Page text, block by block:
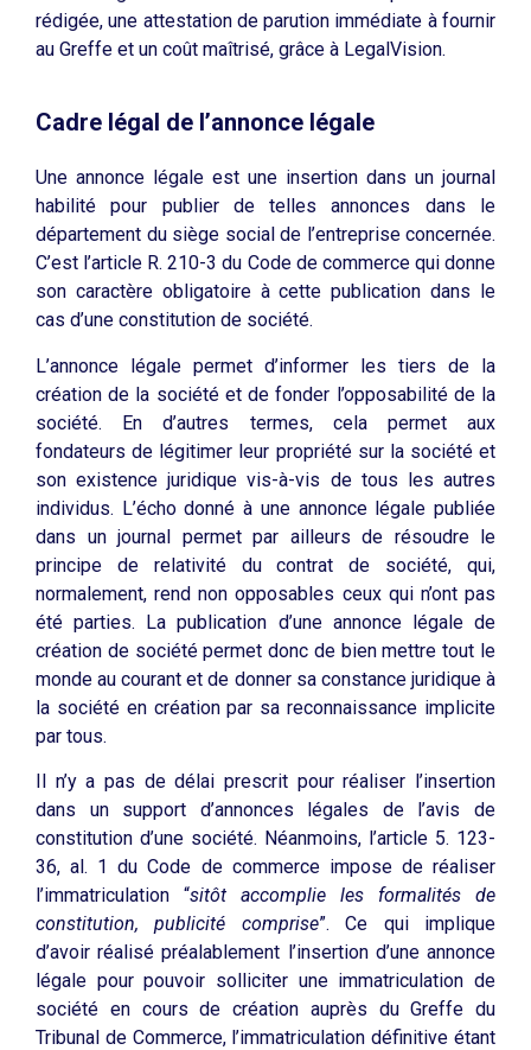
rédigée, une attestation de parution immédiate à fournir
au Greffe et un coût maîtrisé, grâce à LegalVision.
Cadre légal de l’annonce légale
Une annonce légale est une insertion dans un journal
habilité pour publier de telles annonces dans le
département du siège social de l’entreprise concernée.
C’est l’article R. 210-3 du Code de commerce qui donne
son caractère obligatoire à cette publication dans le
cas d’une constitution de société.
L’annonce légale permet d’informer les tiers de la
création de la société et de fonder l’opposabilité de la
société. En d’autres termes, cela permet aux
fondateurs de légitimer leur propriété sur la société et
son existence juridique vis-à-vis de tous les autres
individus. L’écho donné à une annonce légale publiée
dans un journal permet par ailleurs de résoudre le
principe de relativité du contrat de société, qui,
normalement, rend non opposables ceux qui n’ont pas
été parties. La publication d’une annonce légale de
création de société permet donc de bien mettre tout le
monde au courant et de donner sa constance juridique à
la société en création par sa reconnaissance implicite
par tous.
Il n’y a pas de délai prescrit pour réaliser l’insertion
dans un support d’annonces légales de l’avis de
constitution d’une société. Néanmoins, l’article 5. 123-
36, al. 1 du Code de commerce impose de réaliser
l’immatriculation “sitôt accomplie les formalités de
constitution, publicité comprise”. Ce qui implique
d’avoir réalisé préalablement l’insertion d’une annonce
légale pour pouvoir solliciter une immatriculation de
société en cours de création auprès du Greffe du
Tribunal de Commerce, l’immatriculation définitive étant